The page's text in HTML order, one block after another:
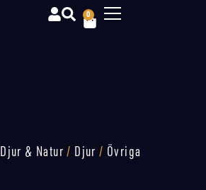
0
Djur & Natur / Djur / Övriga